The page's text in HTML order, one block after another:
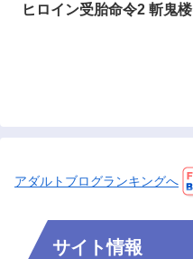
ヒロイン受胎命令2 斬鬼楼
アダルトブログランキングへ
サイト情報